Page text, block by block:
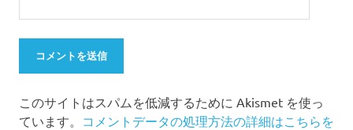
このサイトはスパムを低減するために Akismet を使っ
ています。 コメントデータの処理方法の詳細はこちらを